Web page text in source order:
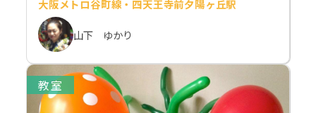
大阪メトロ谷町線・四天王寺前夕陽ヶ丘駅
山下 ゆかり
教室